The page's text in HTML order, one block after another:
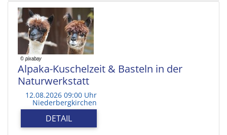
Alpaka-Kuschelzeit & Basteln in der
Naturwerkstatt
12.08.2026 09:00 Uhr
Niederbergkirchen
DETAIL